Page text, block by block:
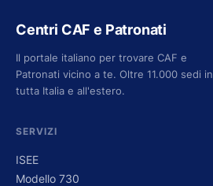
Centri CAF e Patronati
Il portale italiano per trovare CAF e
Patronati vicino a te. Oltre 11.000 sedi in
tutta Italia e all'estero.
SERVIZI
ISEE
Modello 730